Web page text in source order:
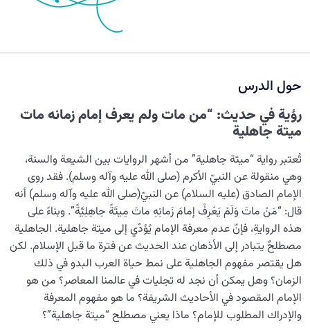
من الذي كلفه الله بمهمة هداية الإنسان ولماذا؟
الوصول إلى التوحيد: كيف يمكن تحقيقه؟ ومن هو مرشدنا في
الانتباه؟
جميع البشر؟
ما هي معوقات النمو الإنساني وبلوغ مقام خلافة الله؟
ماهية العنصر الوجودي: هل للروح عنصر مكون كالجسم؟
المفهوم الحقيقي لـ.”الإمام المبين” وعلاقته بالإنسان وهدف
خلقه
ما هو مفهوم ميتة جاهلية؟ وما هي علاقتها بمعرفة الإمام؟
مسارات التشبه بالله، ولماذا نحتاج إلى الإنسان الكامل؟
حول الدرس
رؤية في حديث: “من مات ولم يعرف إمام زمانه مات
ميتة جاهلية
تُعتبر رواية “ميتة جاهلية” من أشهر الروايات بين الشيعة والسنة،
وهي منقولة عن النبيّ الأكرم (صلى الله عليه وآله وسلم). فقد روى
الإمام الصادق (عليه السلام) عن النبيّ(صلى الله عليه وآله وسلم) أنه
قال: “مَنْ ماتَ وَلَمْ يَعْرِفْ إمامَ زَمانِهِ ماتَ مِيتَةً جاهِلِيَّةً”. وبناءً على
هذه الروايةِ، فإنّ عدم معرفة الإمام يُؤدّي إلى ميتة جاهلية. الجاهلية
مصطلحٌ يتبادر إلى الأذهان عند الحديث عن فترة ما قبل الإسلام. لكن
هل يقتصر مفهوم الجاهلية على نمط حياة العرب البدو في ذلك
الزمان؟ وهل يمكن أن نجد له تجليات في عالمنا المعاصر؟ من هو
الإمام المقصود في الأحاديث الشريفة؟ ما هو مفهوم المعرفة
والإدراك المطلوب للإمام؟ ماذا يعني مصطلح “ميتة جاهلية”؟